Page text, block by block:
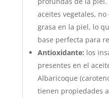
aceites vegetales,
grasa en la piel, lo
base perfecta para
Antioxidante: los
presentes en el
Albaricoque
tienen propiedades